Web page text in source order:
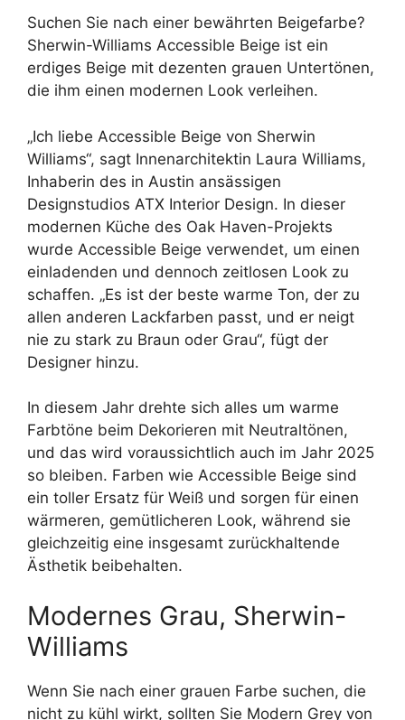
Suchen Sie nach einer bewährten Beigefarbe?
Sherwin-Williams Accessible Beige ist ein
erdiges Beige mit dezenten grauen Untertönen,
die ihm einen modernen Look verleihen.
„Ich liebe Accessible Beige von Sherwin
Williams“, sagt Innenarchitektin Laura Williams,
Inhaberin des in Austin ansässigen
Designstudios ATX Interior Design. In dieser
modernen Küche des Oak Haven-Projekts
wurde Accessible Beige verwendet, um einen
einladenden und dennoch zeitlosen Look zu
schaffen. „Es ist der beste warme Ton, der zu
allen anderen Lackfarben passt, und er neigt
nie zu stark zu Braun oder Grau“, fügt der
Designer hinzu.
In diesem Jahr drehte sich alles um warme
Farbtöne beim Dekorieren mit Neutraltönen,
und das wird voraussichtlich auch im Jahr 2025
so bleiben. Farben wie Accessible Beige sind
ein toller Ersatz für Weiß und sorgen für einen
wärmeren, gemütlicheren Look, während sie
gleichzeitig eine insgesamt zurückhaltende
Ästhetik beibehalten.
Modernes Grau, Sherwin-
Williams
Wenn Sie nach einer grauen Farbe suchen, die
nicht zu kühl wirkt, sollten Sie Modern Grey von